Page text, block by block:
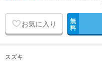
お気に入り 無
料
スズキ